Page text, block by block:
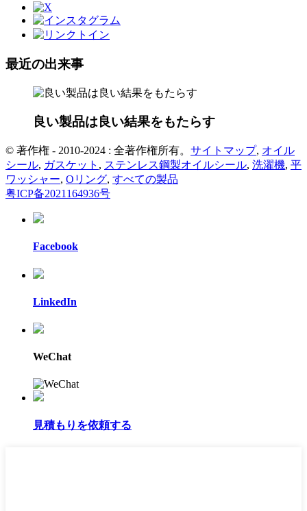
最近の出来事
良い製品は良い結果をもたらす
© 著作権 - 2010-2024 : 全著作権所有。 サイトマップ, オイル
シール, ガスケット , ステンレス鋼製オイルシール, 洗濯機, 平
ワッシャー, Oリング, すべての製品
粤ICP备2021164936号
Facebook
LinkedIn
WeChat
見積もりを依頼する